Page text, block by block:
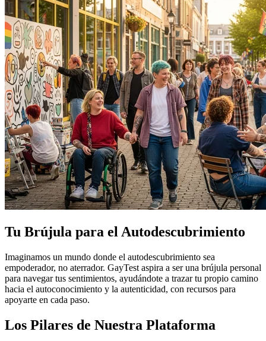
Tu Brújula para el Autodescubrimiento
Imaginamos un mundo donde el autodescubrimiento sea
empoderador, no aterrador. GayTest aspira a ser una brújula personal
para navegar tus sentimientos, ayudándote a trazar tu propio camino
hacia el autoconocimiento y la autenticidad, con recursos para
apoyarte en cada paso.
Los Pilares de Nuestra Plataforma